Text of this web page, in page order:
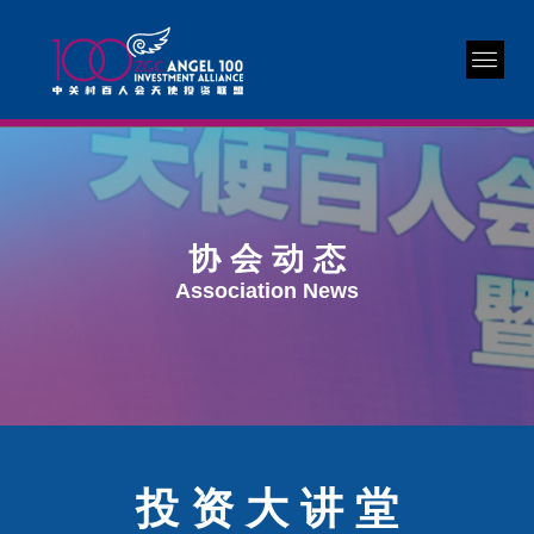
协 会 动 态
Association News
投 资 大 讲 堂